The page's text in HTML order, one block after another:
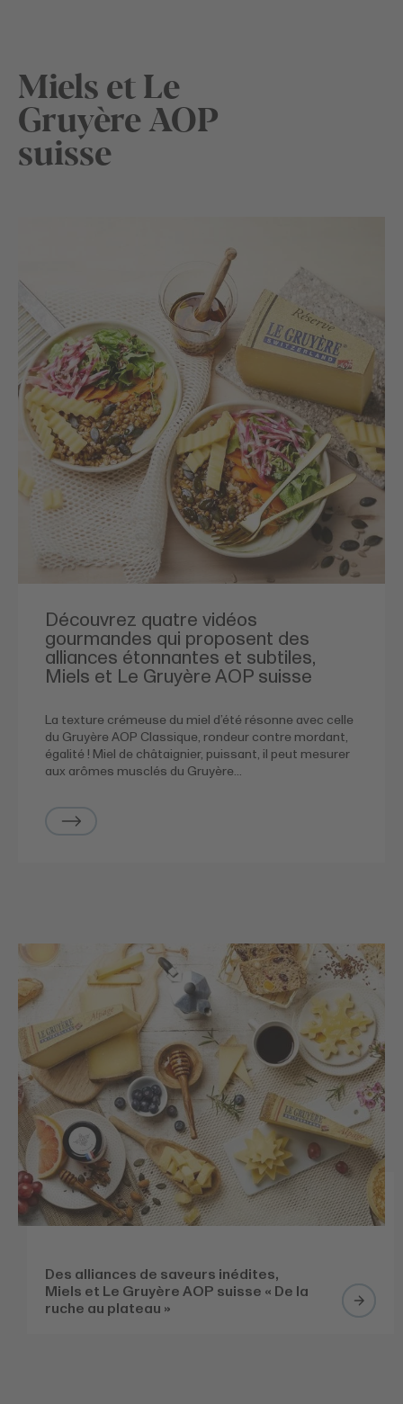
Miels et Le
Gruyère AOP
suisse
Découvrez quatre vidéos
gourmandes qui proposent des
alliances étonnantes et subtiles,
Miels et Le Gruyère AOP suisse
La texture crémeuse du miel d’été résonne avec celle
du Gruyère AOP Classique, rondeur contre mordant,
égalité ! Miel de châtaignier, puissant, il peut mesurer
aux arômes musclés du Gruyère…
Des alliances de saveurs inédites,
Miels et Le Gruyère AOP suisse « De la
ruche au plateau »